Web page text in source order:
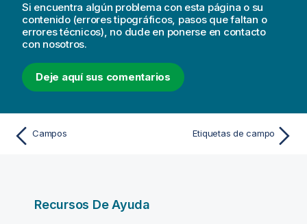
Si encuentra algún problema con esta página o su
contenido (errores tipográficos, pasos que faltan o
errores técnicos), no dude en ponerse en contacto
con nosotros.
Deje aquí sus comentarios
Campos Etiquetas de campo
Recursos De Ayuda